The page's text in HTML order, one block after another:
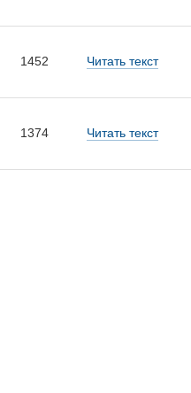
1452 Читать текст
1374 Читать текст